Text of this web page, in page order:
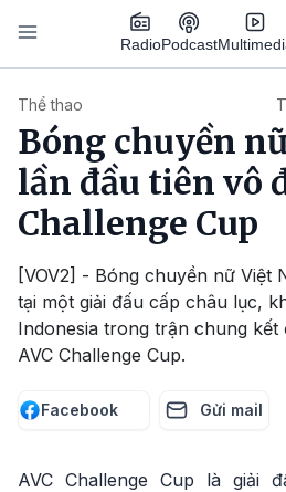
Nhảy đến nội dung
RadioPodcast
Thể thao
Bóng chuyền
lần đầu tiên vô
Challenge Cup
[VOV2] - Bóng chuyền nữ Việt
tại một giải đấu cấp châu lục,
Indonesia trong trận chung
AVC Challenge Cup.
Facebook Gửi mail
AVC Challenge Cup là giải